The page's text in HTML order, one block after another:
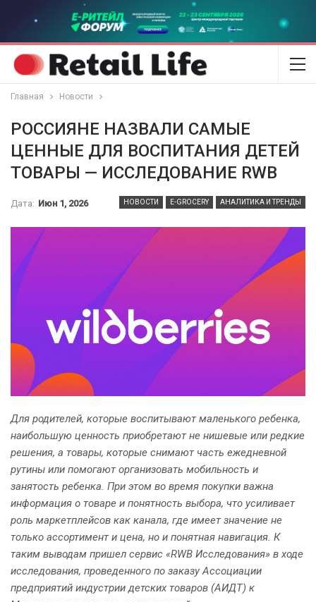
Главная Новости
РОССИЯНЕ НАЗВАЛИ САМЫЕ
ЦЕННЫЕ ДЛЯ ВОСПИТАНИЯ ДЕТЕЙ
ТОВАРЫ — ИССЛЕДОВАНИЕ RWB
НОВОСТИ E-GROCERY АНАЛИТИКА И ТРЕНДЫ
Дата: Июн 1, 2026
Для родителей, которые воспитывают маленького ребенка,
наибольшую ценность приобретают не нишевые или редкие
решения, а товары, которые снимают часть ежедневной
рутины или помогают организовать мобильность и
занятость ребенка. При этом во время покупки важна
информация о товаре и понятность выбора, что усиливает
роль маркетплейсов как канала, где имеет значение не
только ассортимент и цена, но и понятная навигация. К
таким выводам пришел сервис «RWB Исследования» в ходе
исследования, проведенного по заказу Ассоциации
предприятий индустрии детских товаров (АИДТ) к